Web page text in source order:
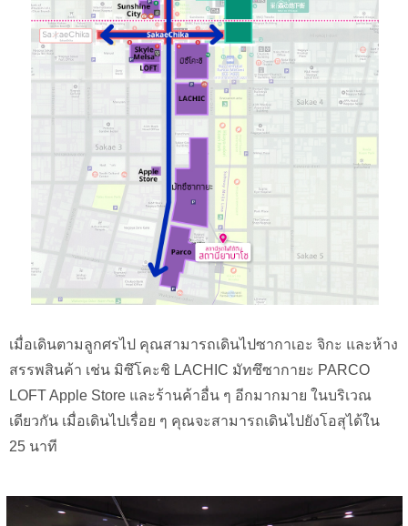
เมื่อเดินตามลูกศรไป คุณสามารถเดินไปซากาเอะ จิกะ และห้าง
สรรพสินค้า เช่น มิซึโคะชิ LACHIC มัทซึซากายะ PARCO
LOFT Apple Store และร้านค้าอื่น ๆ อีกมากมาย ในบริเวณ
เดียวกัน เมื่อเดินไปเรื่อย ๆ คุณจะสามารถเดินไปยังโอสุได้ใน
25 นาที